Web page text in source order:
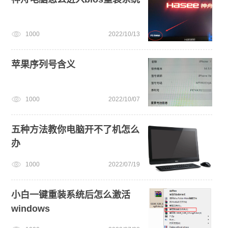
1000 2022/10/13
苹果序列号含义
1000 2022/10/07
五种方法教你电脑开不了机怎么
办
1000 2022/07/19
小白一键重装系统后怎么激活
windows